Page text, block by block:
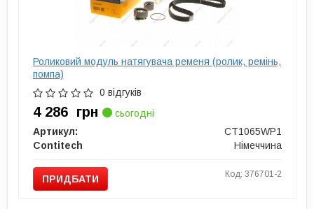
Роликовий модуль натягувача ременя (ролик, ремінь,
помпа)
0 відгуків
4 286 грн
сьогодні
Артикул:
CT1065WP1
Contitech
Німеччина
ПРИДБАТИ Код: 376701-2